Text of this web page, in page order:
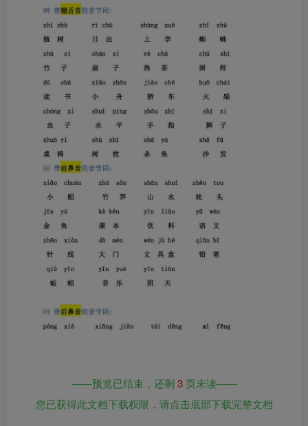
——预览已结束，还剩 3页未读——
您已获得此文档下载权限，请点击底部下载完整文档